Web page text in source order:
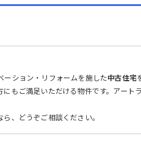
ーション ・ リフォームを施した中古住宅
もご満足いただける物件です。アート
、どうぞご相談ください。